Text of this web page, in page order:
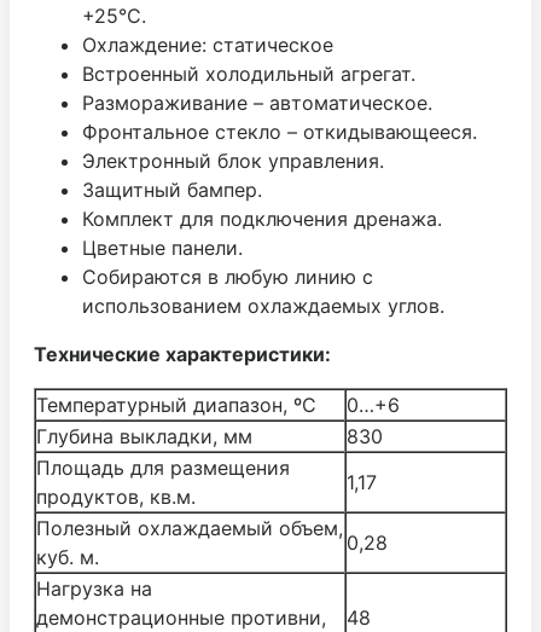
+25°С.
Охлаждение: статическое
Встроенный холодильный агрегат.
Размораживание – автоматическое.
Фронтальное стекло – откидывающееся.
Электронный блок управления.
Защитный бампер.
Комплект для подключения дренажа.
Цветные панели.
Собираются в любую линию с
использованием охлаждаемых углов.
Технические характеристики:
Температурный диапазон, ºС
0…+6
Глубина выкладки, мм
830
Площадь для размещения
продуктов, кв.м.
1,17
Полезный охлаждаемый объем,
куб. м.
0,28
Нагрузка на
демонстрационные противни,
48